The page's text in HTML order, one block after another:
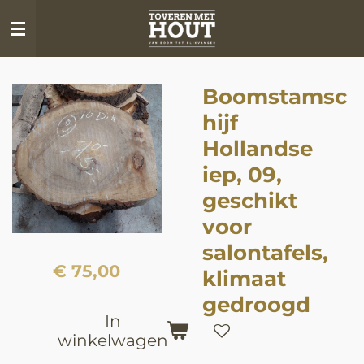
direct
naar
hoofdinhoud
Boomstamsc
hijf
Hollandse
iep, 09,
geschikt
voor
salontafels,
klimaat
gedroogd
€ 75,00
In
winkelwagen